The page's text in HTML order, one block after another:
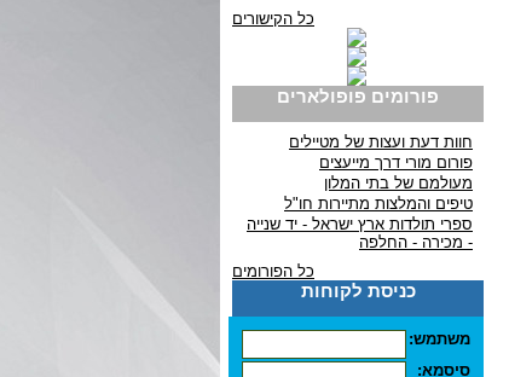
כל הקישורים
פורומים פופולארים
חוות דעת ועצות של מטיילים
פורום מורי דרך מייעצים
מעולמם של בתי המלון
טיפים והמלצות מתיירות חו"ל
ספרי תולדות ארץ ישראל - יד שנייה
- מכירה - החלפה
כל הפורומים
כניסת לקוחות
משתמש:
סיסמא: